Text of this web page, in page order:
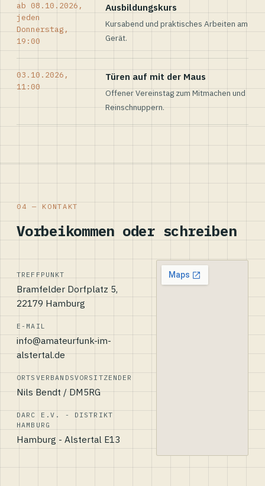
ab 08.10.2026,
jeden
Donnerstag,
19:00
Ausbildungskurs
Kursabend und praktisches Arbeiten am
Gerät.
03.10.2026,
11:00
Türen auf mit der Maus
Offener Vereinstag zum Mitmachen und
Reinschnuppern.
04 — KONTAKT
Vorbeikommen oder schreiben
TREFFPUNKT
Bramfelder Dorfplatz 5,
22179 Hamburg
E-MAIL
info@amateurfunk-im-
alstertal.de
ORTSVERBANDSVORSITZENDER
Nils Bendt / DM5RG
DARC E.V. - DISTRIKT
HAMBURG
Hamburg - Alstertal E13